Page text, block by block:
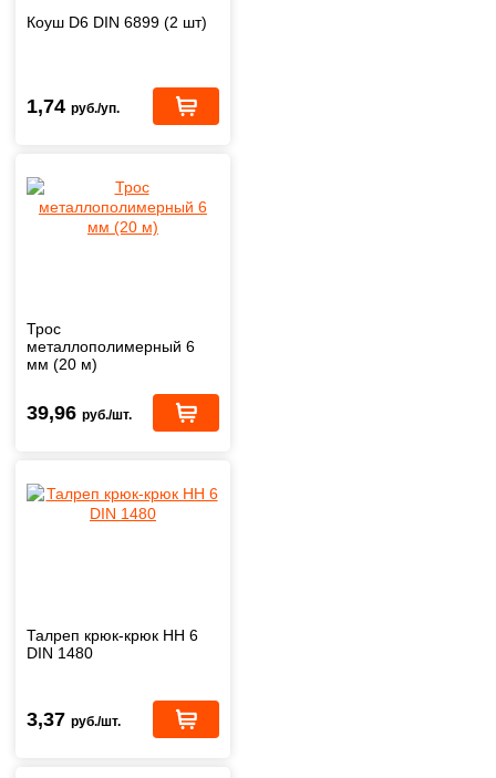
Коуш D6 DIN 6899 (2 шт)
1,74 руб./уп.
Трос
металлополимерный 6
мм (20 м)
39,96 руб./шт.
Талреп крюк-крюк HH 6
DIN 1480
3,37 руб./шт.